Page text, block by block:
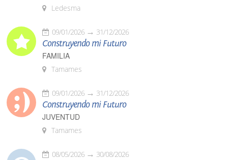
Ledesma
09/01/2026 31/12/2026
Construyendo mi Futuro
FAMILIA
Tamames
09/01/2026 31/12/2026
Construyendo mi Futuro
JUVENTUD
Tamames
08/05/2026 30/08/2026